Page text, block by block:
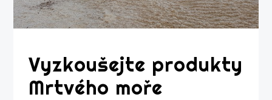
Vyzkoušejte produkty
Mrtvého moře